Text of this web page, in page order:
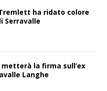
ha ridato colore
Serravalle
la firma sull’ex
Langhe